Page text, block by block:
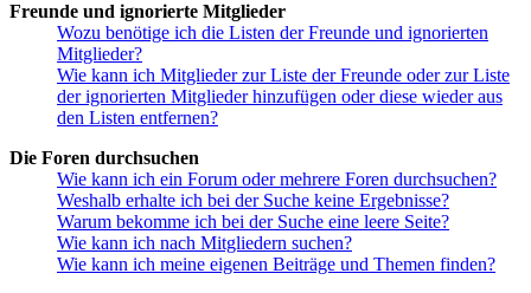
Freunde und ignorierte Mitglieder
Wozu benötige ich die Listen der Freunde und ignorierten
Mitglieder?
Wie kann ich Mitglieder zur Liste der Freunde oder zur Liste
der ignorierten Mitglieder hinzufügen oder diese wieder aus
den Listen entfernen?
Die Foren durchsuchen
Wie kann ich ein Forum oder mehrere Foren durchsuchen?
Weshalb erhalte ich bei der Suche keine Ergebnisse?
Warum bekomme ich bei der Suche eine leere Seite?
Wie kann ich nach Mitgliedern suchen?
Wie kann ich meine eigenen Beiträge und Themen finden?